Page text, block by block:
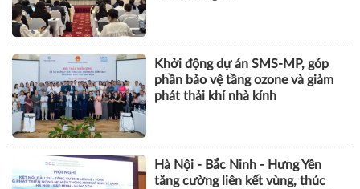
Khởi động dự án SMS-MP, góp
phần bảo vệ tầng ozone và giảm
phát thải khí nhà kính
Hà Nội - Bắc Ninh - Hưng Yên
tăng cường liên kết vùng, thúc